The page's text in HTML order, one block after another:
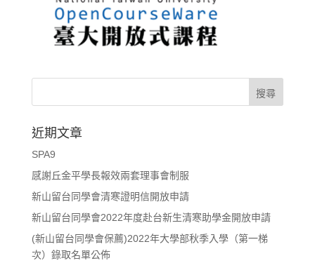
近期文章
SPA9
感謝丘金平學長報效兩套理事會制服
新山留台同學會清寒證明信開放申請
新山留台同學會2022年度赴台新生清寒助學金開放申請
(新山留台同學會保薦)2022年大學部秋季入學（第一梯
次）錄取名單公佈